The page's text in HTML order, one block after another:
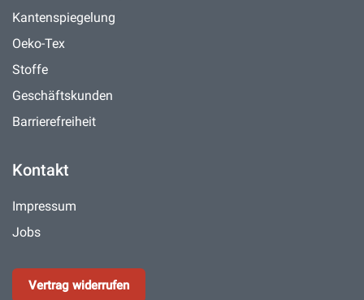
Kantenspiegelung
Oeko-Tex
Stoffe
Geschäftskunden
Barrierefreiheit
Kontakt
Impressum
Jobs
Vertrag widerrufen